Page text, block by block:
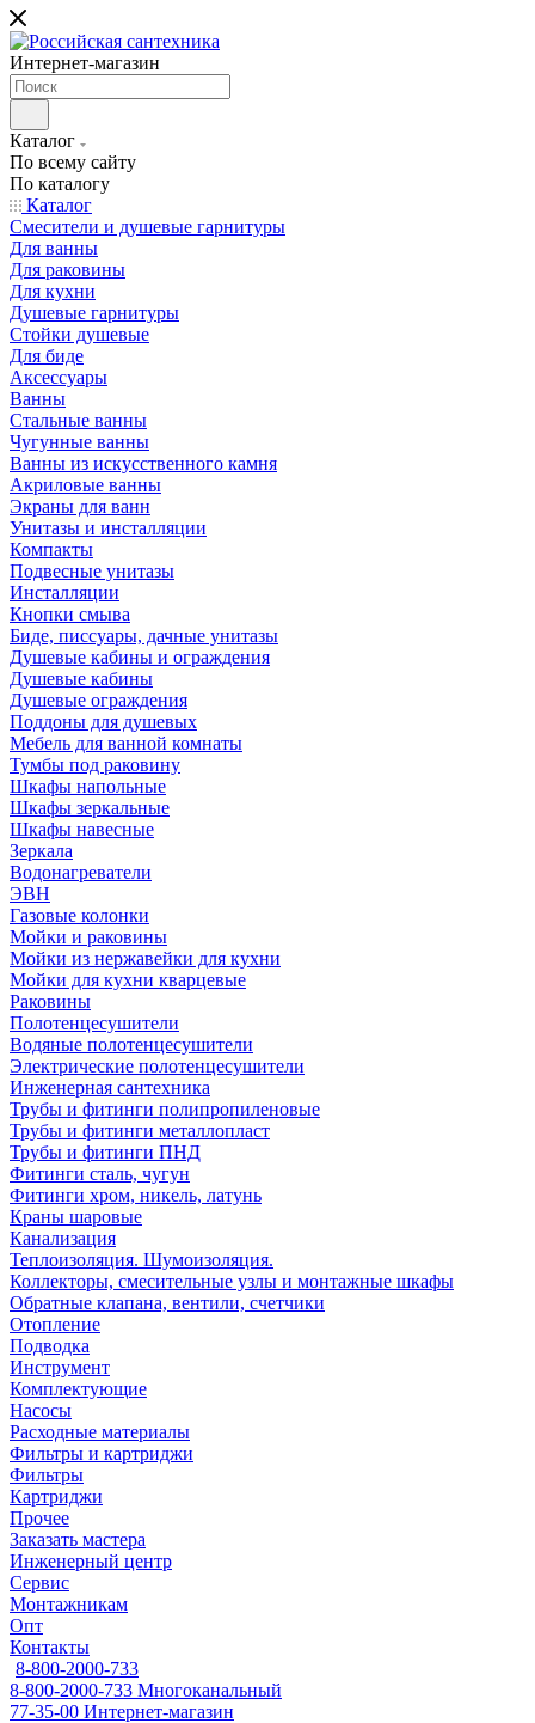
Интернет-магазин
Каталог
По всему сайту
По каталогу
Каталог
Смесители и душевые гарнитуры
Для ванны
Для раковины
Для кухни
Душевые гарнитуры
Стойки душевые
Для биде
Аксессуары
Ванны
Стальные ванны
Чугунные ванны
Ванны из искусственного камня
Акриловые ванны
Экраны для ванн
Унитазы и инсталляции
Компакты
Подвесные унитазы
Инсталляции
Кнопки смыва
Биде, писсуары, дачные унитазы
Душевые кабины и ограждения
Душевые кабины
Душевые ограждения
Поддоны для душевых
Мебель для ванной комнаты
Тумбы под раковину
Шкафы напольные
Шкафы зеркальные
Шкафы навесные
Зеркала
Водонагреватели
ЭВН
Газовые колонки
Мойки и раковины
Мойки из нержавейки для кухни
Мойки для кухни кварцевые
Раковины
Полотенцесушители
Водяные полотенцесушители
Электрические полотенцесушители
Инженерная сантехника
Трубы и фитинги полипропиленовые
Трубы и фитинги металлопласт
Трубы и фитинги ПНД
Фитинги сталь, чугун
Фитинги хром, никель, латунь
Краны шаровые
Канализация
Теплоизоляция. Шумоизоляция.
Коллекторы, смесительные узлы и монтажные шкафы
Обратные клапана, вентили, счетчики
Отопление
Подводка
Инструмент
Комплектующие
Насосы
Расходные материалы
Фильтры и картриджи
Фильтры
Картриджи
Прочее
Заказать мастера
Инженерный центр
Сервис
Монтажникам
Опт
Контакты
8-800-2000-733
8-800-2000-733 Многоканальный
77-35-00 Интернет-магазин